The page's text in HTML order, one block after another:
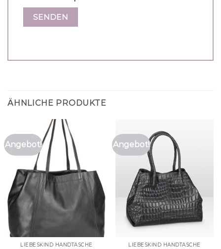
ÄHNLICHE PRODUKTE
Angebot!
LIEBESKIND HANDTASCHE
Angebot!
LIEBESKIND HANDTASCHE